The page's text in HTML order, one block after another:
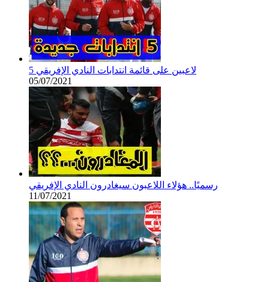
5 لاعبين على قائمة انتدابات النادي الإفريقي
05/07/2021
رسميًا.. هؤلاء اللاعبون سيغادرون النادي الإفريقي
11/07/2021